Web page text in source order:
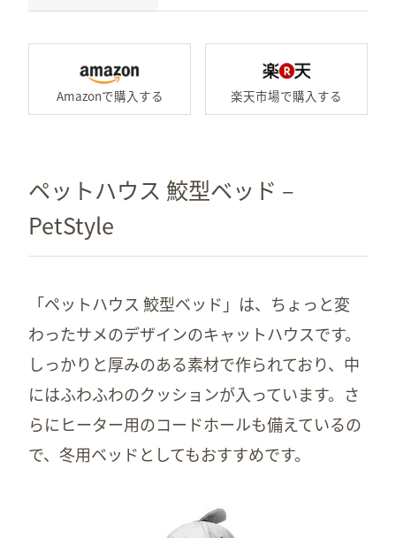
Amazonで「Cuna ドーム
ペットハウス 鮫型ベッド –
PetStyle
「ペットハウス 鮫型ベッド」は、ちょっと変
わったサメのデザインのキャットハウスです。
しっかりと厚みのある素材で作られており、中
にはふわふわのクッションが入っています。さ
らにヒーター用のコードホールも備えているの
で、冬用ベッドとしてもおすすめです。